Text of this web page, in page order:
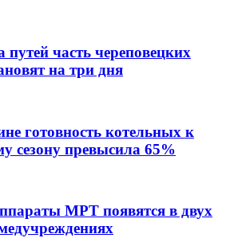
путей часть череповецких
на три дня
готовность котельных к
сезону превысила 65%
МРТ появятся в двух